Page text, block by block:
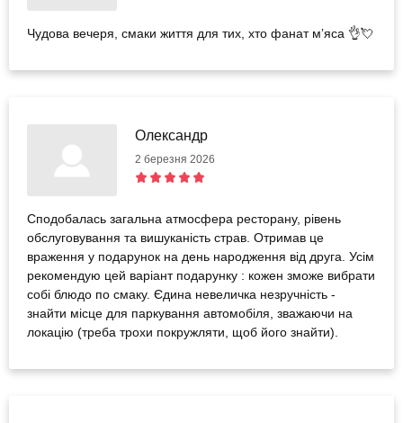
Чудова вечеря, смаки життя для тих, хто фанат мʼяса 👌💘
Олександр
2 березня 2026
Сподобалась загальна атмосфера ресторану, рівень
обслуговування та вишуканість страв. Отримав це
враження у подарунок на день народження від друга. Усім
рекомендую цей варіант подарунку : кожен зможе вибрати
собі блюдо по смаку. Єдина невеличка незручність -
знайти місце для паркування автомобіля, зважаючи на
локацію (треба трохи покружляти, щоб його знайти).